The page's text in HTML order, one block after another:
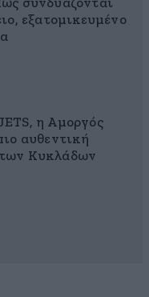
συνδυάζονται
εξατομικευμένο
η Αμοργός
αυθεντική
Κυκλάδων